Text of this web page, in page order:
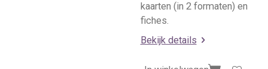
kaarten (in 2 formaten) en
fiches.
Bekijk details